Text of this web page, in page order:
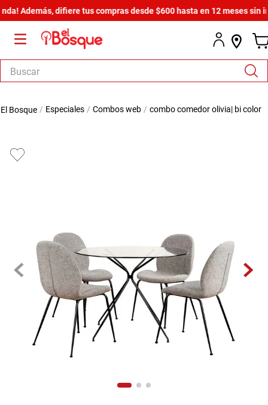
difiere tus compras desde $600 hasta en 12 meses sin
Buscar
especiales combos web combo comedor olivia| bi color
1.
salas
3
armario lux
comoda
havana master